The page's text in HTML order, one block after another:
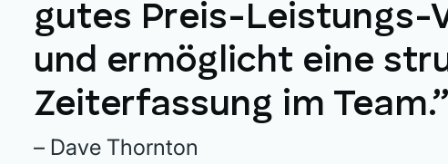
gutes Preis-Leistungs-
und ermöglicht eine
Zeiterfassung im Team.”
– Dave Thornton